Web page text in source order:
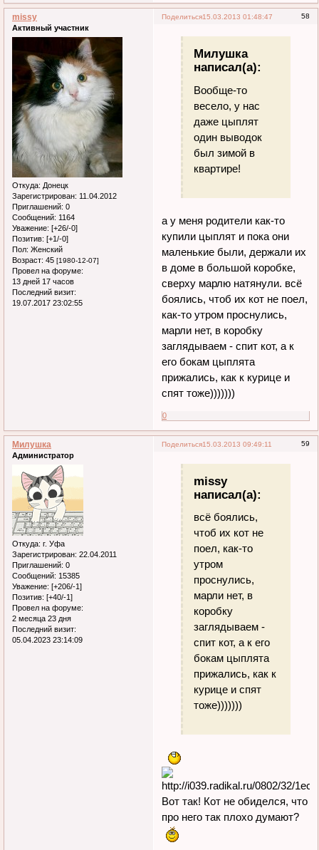
Поделиться 58
15.03.2013 01:48:47
missy
Активный участник
Откуда: Донецк
Зарегистрирован: 11.04.2012
Приглашений: 0
Сообщений: 1164
Уважение: [+26/-0]
Позитив: [+1/-0]
Пол: Женский
Возраст: 45 [1980-12-07]
Провел на форуме:
13 дней 17 часов
Последний визит:
19.07.2017 23:02:55
Милушка
написал(а):
Вообще-то
весело, у нас
даже цыплят
один выводок
был зимой в
квартире!
а у меня родители как-то
купили цыплят и пока они
маленькие были, держали их
в доме в большой коробке,
сверху марлю натянули. всё
боялись, чтоб их кот не поел,
как-то утром проснулись,
марли нет, в коробку
заглядываем - спит кот, а к
его бокам цыплята
прижались, как к курице и
спят тоже)))))))
0
Поделиться 59
15.03.2013 09:49:11
Милушка
Администратор
Откуда: г. Уфа
Зарегистрирован: 22.04.2011
Приглашений: 0
Сообщений: 15385
Уважение: [+206/-1]
Позитив: [+40/-1]
Провел на форуме:
2 месяца 23 дня
Последний визит:
05.04.2023 23:14:09
missy
написал(а):
всё боялись,
чтоб их кот не
поел, как-то
утром
проснулись,
марли нет, в
коробку
заглядываем -
спит кот, а к его
бокам цыплята
прижались, как к
курице и спят
тоже)))))))
Вот так! Кот не обиделся, что
про него так плохо думают?